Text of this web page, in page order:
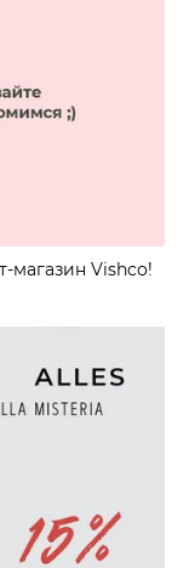
магазин Vishco!